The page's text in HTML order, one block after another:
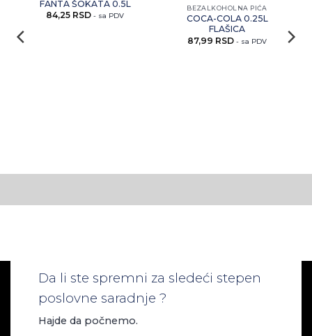
ovaj
artikal
FANTA ŠOKATA 0.5L
84,25 RSD - sa PDV
ovaj
artikal
BEZALKOHOLNA PIĆA
COCA-COLA 0.25L
FLAŠICA
87,99 RSD - sa PDV
Da li ste spremni za sledeći stepen
poslovne saradnje ?
Hajde da počnemo.